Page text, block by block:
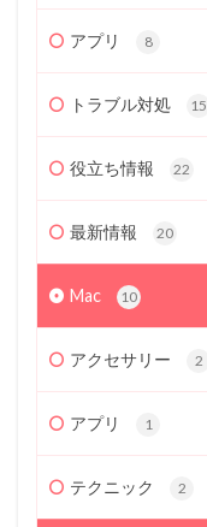
アプリ 8
トラブル対処 15
役立ち情報 22
最新情報 20
Mac 10
アクセサリー 2
アプリ 1
テクニック 2